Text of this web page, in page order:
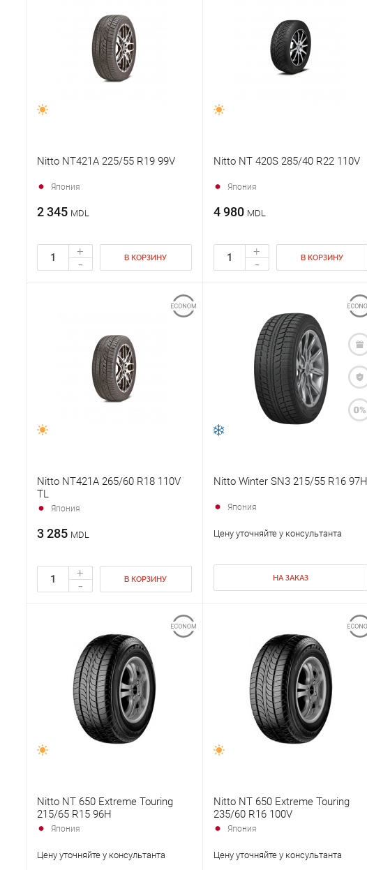
Nitto NT421A 225/55 R19 99V
Япония
2 345 MDL
+
- В КОРЗИНУ
Nitto NT 420S 285/40 R22 110V
Япония
4 980 MDL
+
- В КОРЗИНУ
Nitto NT421A 265/60 R18 110V
TL
Япония
3 285 MDL
+
- В КОРЗИНУ
Nitto Winter SN3 215/55 R16 97H
Япония
Цену уточняйте у консультанта
НА ЗАКАЗ
Nitto NT 650 Extreme Touring
215/65 R15 96H
Япония
Цену уточняйте у консультанта
Nitto NT 650 Extreme Touring
235/60 R16 100V
Япония
Цену уточняйте у консультанта